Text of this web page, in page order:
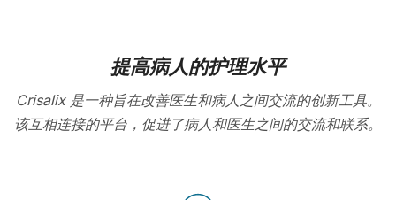
提高病人的护理水平
Crisalix 是一种旨在改善医生和病人之间交流的创新工具。
该互相连接的平台，促进了病人和医生之间的交流和联系。